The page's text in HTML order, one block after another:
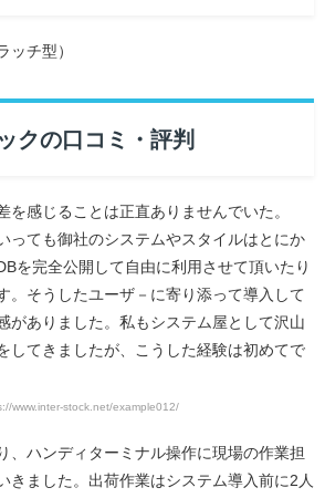
ッチ型）
クの口コミ・評判
を感じることは正直ありませんでいた。
っても御社のシステムやスタイルはとにか
を完全公開して自由に利用させて頂いたり
。そうしたユーザ－に寄り添って導入して
がありました。私もシステム屋として沢山
してきましたが、こうした経験は初めてで
www.inter-stock.net/example012/
、ハンディターミナル操作に現場の作業担
きました。出荷作業はシステム導入前に2人